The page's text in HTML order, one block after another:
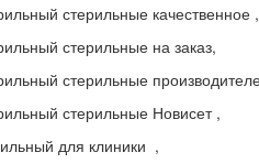
стерильные качественное ,
стерильные на заказ,
стерильные
стерильные Новисет ,
для клиники ,